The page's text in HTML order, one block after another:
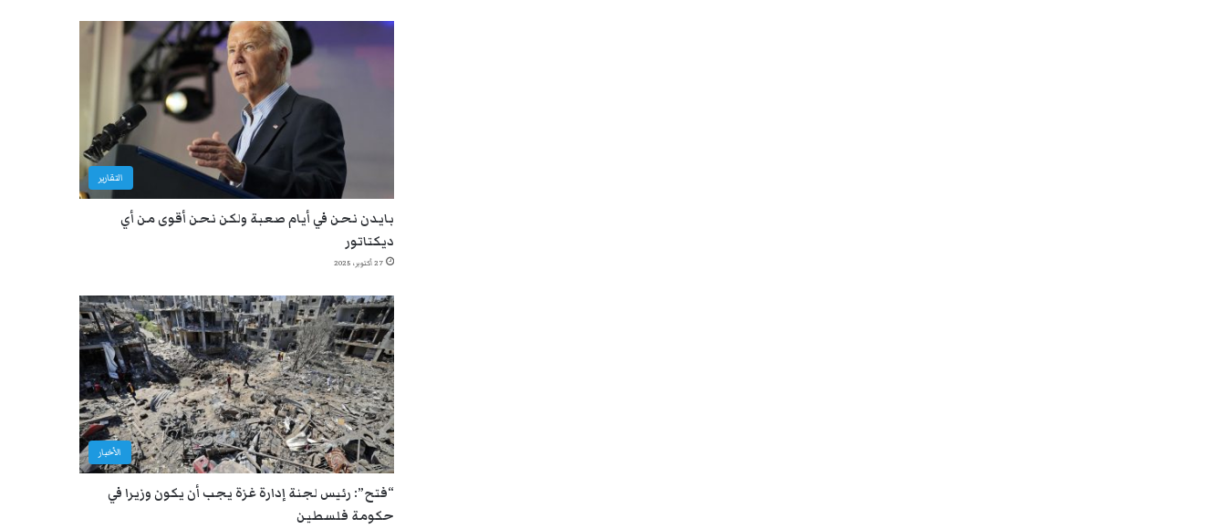
التقارير
بايدن نحن في أيام صعبة ولكن نحن أقوى من أي
ديكتاتور
27 أكتوبر، 2025
الأخبار
“فتح”: رئيس لجنة إدارة غزة يجب أن يكون وزيرا في
حكومة فلسطين